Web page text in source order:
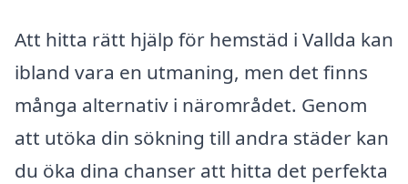
Att hitta rätt hjälp för hemstäd i Vallda kan
ibland vara en utmaning, men det finns
många alternativ i närområdet. Genom
att utöka din sökning till andra städer kan
du öka dina chanser att hitta det perfekta